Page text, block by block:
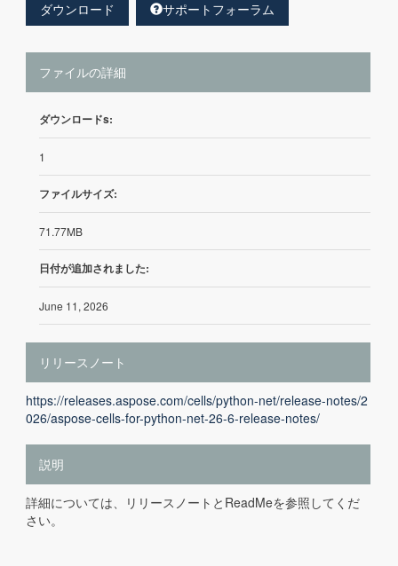
ダウンロード サポートフォーラム
ファイルの詳細
ダウンロードs:
1
ファイルサイズ:
71.77MB
日付が追加されました:
June 11, 2026
リリースノート
https://releases.aspose.com/cells/python-net/release-notes/2
026/aspose-cells-for-python-net-26-6-release-notes/
説明
詳細については、リリースノートとReadMeを参照してくだ
さい。